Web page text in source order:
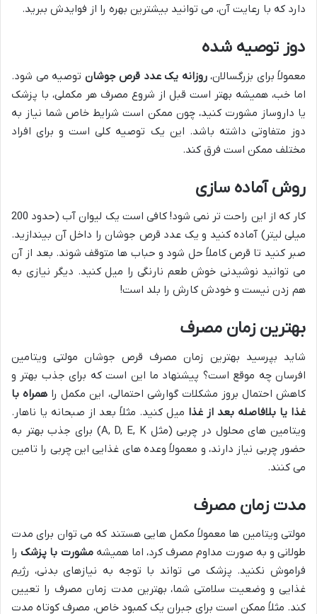
دارد که با رعایت آن، می توانید بیشترین بهره را از فوایدش ببرید.
دوز توصیه شده
معمولاً برای بزرگسالان،روزانه یک عدد قرص جوشان توصیه می شود.
اما خب، همیشه بهتر است قبل از شروع مصرف هر مکملی، با پزشک
یا داروساز مشورت کنید، چون ممکن است شرایط خاص شما نیاز به
دوز متفاوتی داشته باشد. این یک توصیه کلی است و برای افراد
مختلف ممکن است فرق کند.
روش آماده سازی
کار که از این راحت تر نمی شود! کافی است یک لیوان آب (حدود 200
میلی لیتر) آماده کنید و یک عدد قرص جوشان را داخل آن بیندازید.
صبر کنید تا قرص کاملاً حل شود و حباب ها متوقف شوند. بعد از آن
می توانید نوشیدنی خوش طعم نارنگی را میل کنید. دیگر نیازی به
هم زدن نیست و خودش کارش را بلد است!
بهترین زمان مصرف
شاید بپرسید بهترین زمان مصرف قرص جوشان مولتی ویتامین
افرسان چه موقع است؟ پیشنهاد ما این است که برای جذب بهتر و
کاهش احتمال بروز مشکلات گوارشی احتمالی، این مکمل را همراه با
غذا یا بلافاصله بعد از غذا میل کنید. مثلاً بعد از صبحانه یا ناهار.
ویتامین های محلول در چربی (مثل A, D, E, K) برای جذب بهتر به
حضور چربی نیاز دارند، و معمولاً وعده های غذایی این چربی را تامین
می کنند.
مدت زمان مصرف
مولتی ویتامین ها معمولاً مکمل هایی هستند که می توان برای مدت
طولانی و به صورت مداوم مصرف کرد، اما همیشهمشورت با پزشک را
فراموش نکنید. پزشک می تواند با توجه به نیازهای بدنی، رژیم
غذایی و وضعیت سلامتی شما، بهترین مدت زمان مصرف را تعیین
کند. مثلاً ممکن است برای جبران یک کمبود خاص، مصرف کوتاه مدت